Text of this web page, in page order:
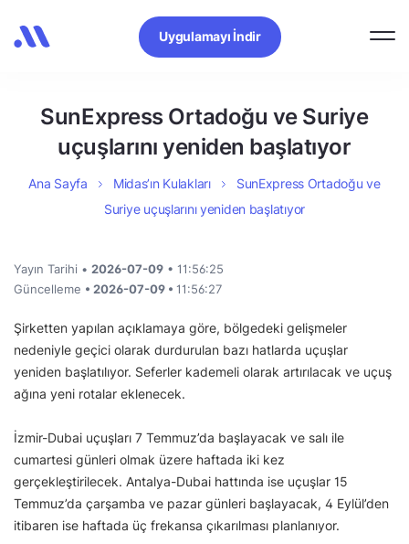
Uygulamayı İndir
SunExpress Ortadoğu ve Suriye
uçuşlarını yeniden başlatıyor
Ana Sayfa Midas’ın Kulakları
SunExpress Ortadoğu ve
Suriye uçuşlarını yeniden başlatıyor
Yayın Tarihi • 2026-07-09 • 11:56:25
Güncelleme • 2026-07-09 • 11:56:27
Şirketten yapılan açıklamaya göre, bölgedeki gelişmeler
nedeniyle geçici olarak durdurulan bazı hatlarda uçuşlar
yeniden başlatılıyor. Seferler kademeli olarak artırılacak ve uçuş
ağına yeni rotalar eklenecek.
İzmir-Dubai uçuşları 7 Temmuz’da başlayacak ve salı ile
cumartesi günleri olmak üzere haftada iki kez
gerçekleştirilecek. Antalya-Dubai hattında ise uçuşlar 15
Temmuz’da çarşamba ve pazar günleri başlayacak, 4 Eylül’den
itibaren ise haftada üç frekansa çıkarılması planlanıyor.